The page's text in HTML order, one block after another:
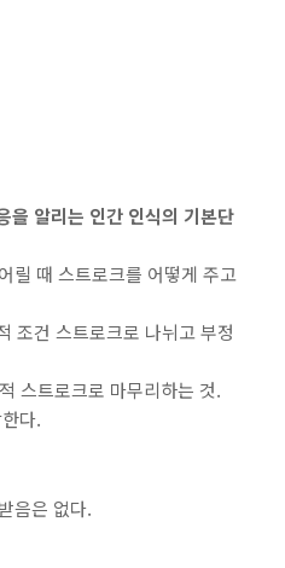
을 알리는 인간 인식의 기본단
릴 때 스트로크를 어떻게 주고
조건 스트로크로 나뉘고 부정
스트로크로 마무리하는 것.
다.
음은 없다.